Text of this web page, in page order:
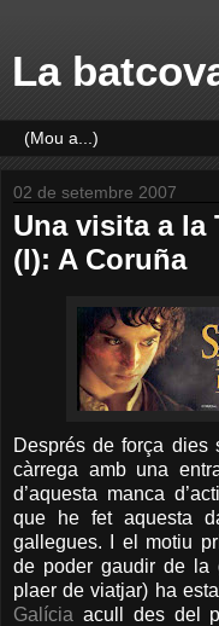
La
02 de setembre 2007
Una visita a la
(I): A Coruña
Després de força dies
càrrega amb una
d’aquesta manca
que he fet aquesta
gallegues. I el motiu
de poder gaudir de la
plaer de viatjar) ha
Galícia acull des del